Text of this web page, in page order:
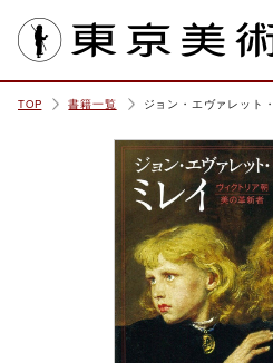
TOP 書籍一覧 ジョン・エヴァレット